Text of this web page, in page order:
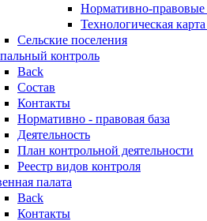
Нормативно-правовые
Технологическая
Сельские поселения
контроль
Back
Состав
Контакты
Нормативно - правовая база
Деятельность
План контрольной деятельности
Реестр видов контроля
палата
Back
Контакты